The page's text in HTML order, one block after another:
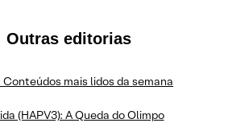
Outras editorias
Conteúdos mais lidos da semana
(HAPV3): A Queda do Olimpo